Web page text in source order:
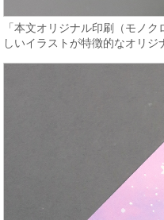
「本文オリジナル印刷（モノ
しいイラストが特徴的なオリジ